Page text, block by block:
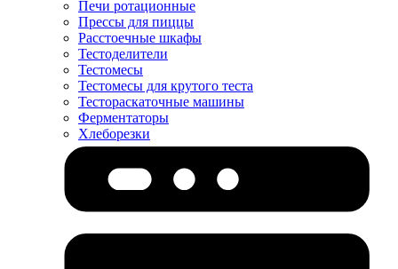
Печи ротационные
Прессы для пиццы
Расстоечные шкафы
Тестоделители
Тестомесы
Тестомесы для крутого теста
Тестораскаточные машины
Ферментаторы
Хлеборезки